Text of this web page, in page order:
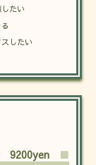
たい
したい
9200yen
■